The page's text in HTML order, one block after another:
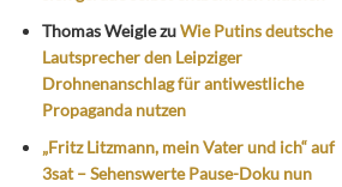
Thomas WeiglezuWie Putins deutsche
Lautsprecher den Leipziger
Drohnenanschlag für antiwestliche
Propaganda nutzen
„Fritz Litzmann, mein Vater und ich“ auf
3sat – Sehenswerte Pause-Doku nun